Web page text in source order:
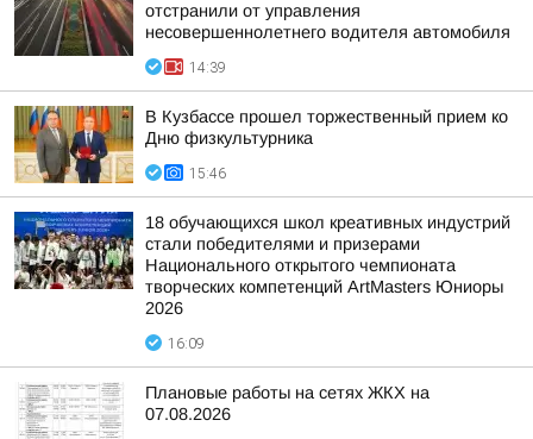
отстранили от управления
несовершеннолетнего водителя автомобиля
14:39
В Кузбассе прошел торжественный прием ко
Дню физкультурника
15:46
18 обучающихся школ креативных индустрий
стали победителями и призерами
Национального открытого чемпионата
творческих компетенций ArtMasters Юниоры
2026
16:09
Плановые работы на сетях ЖКХ на
07.08.2026